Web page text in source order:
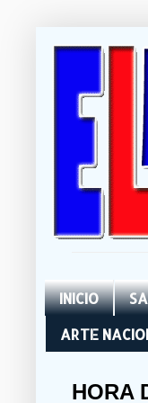
INICIO
ARTE
HORA